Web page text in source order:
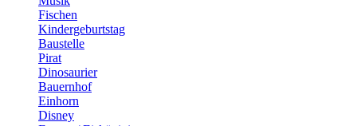
Fischen
Kindergeburtstag
Baustelle
Pirat
Dinosaurier
Bauernhof
Einhorn
Disney